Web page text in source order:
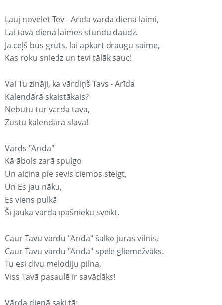
Ļauj novēlēt Tev - Arīda vārda dienā laimi,
Lai tavā dienā laimes stundu daudz.
Ja ceļš būs grūts, lai apkārt draugu saime,
Kas roku sniedz un tevi tālāk sauc!
Vai Tu zināji, ka vārdiņš Tavs - Arīda
Kalendārā skaistākais?
Nebūtu tur vārda tava,
Zustu kalendāra slava!
Vārds "Arīda"
Kā ābols zarā spulgo
Un aicina pie sevis ciemos steigt,
Un Es jau nāku,
Es viens pulkā
Šī jaukā vārda īpašnieku sveikt.
Caur Tavu vārdu "Arīda" šalko jūras vilnis,
Caur Tavu vārdu "Arīda" spēlē gliemežvāks.
Tu esi divu melodiju pilna,
Viss Tavā pasaulē ir savādāks!
Vārda dienā saki tā: